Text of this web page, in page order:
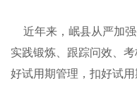
近年来，岷县从严加强
实践锻炼、跟踪问效、
好试用期管理，扣好试